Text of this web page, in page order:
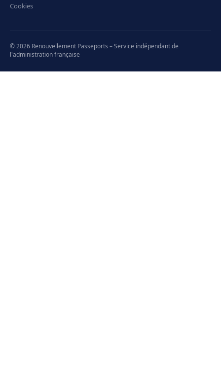
Cookies
© 2026 Renouvellement Passeports – Service indépendant de
l'administration française